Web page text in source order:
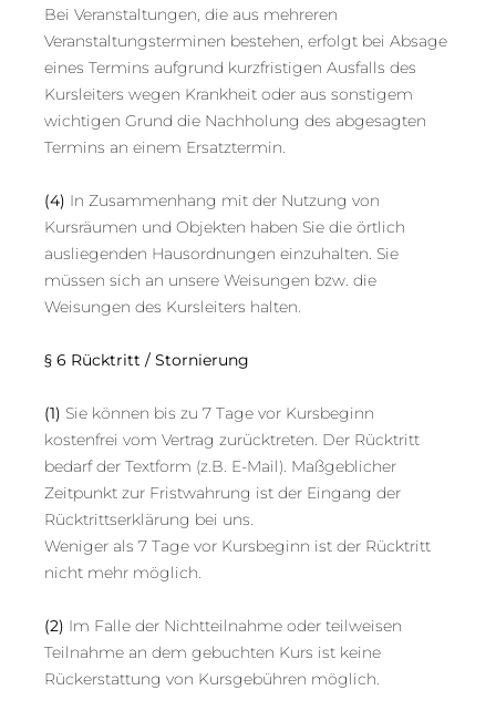
Bei Veranstaltungen, die aus mehreren
Veranstaltungsterminen bestehen, erfolgt bei Absage
eines Termins aufgrund kurzfristigen Ausfalls des
Kursleiters wegen Krankheit oder aus sonstigem
wichtigen Grund die Nachholung des abgesagten
Termins an einem Ersatztermin.
(4) In Zusammenhang mit der Nutzung von
Kursräumen und Objekten haben Sie die örtlich
ausliegenden Hausordnungen einzuhalten. Sie
müssen sich an unsere Weisungen bzw. die
Weisungen des Kursleiters halten.
§ 6 Rücktritt / Stornierung
(1) Sie können bis zu 7 Tage vor Kursbeginn
kostenfrei vom Vertrag zurücktreten. Der Rücktritt
bedarf der Textform (z.B. E-Mail). Maßgeblicher
Zeitpunkt zur Fristwahrung ist der Eingang der
Rücktrittserklärung bei uns.
Weniger als 7 Tage vor Kursbeginn ist der Rücktritt
nicht mehr möglich.
(2) Im Falle der Nichtteilnahme oder teilweisen
Teilnahme an dem gebuchten Kurs ist keine
Rückerstattung von Kursgebühren möglich.